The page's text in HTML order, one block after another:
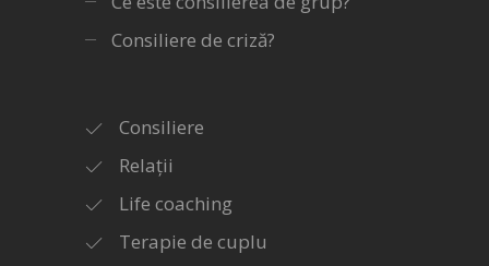
Consiliere de criză?
Consiliere
Relații
Life coaching
Terapie de cuplu